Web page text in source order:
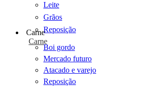
Leite
Grãos
Reposição
Carne
Carne
Boi gordo
Mercado futuro
Atacado e varejo
Reposição